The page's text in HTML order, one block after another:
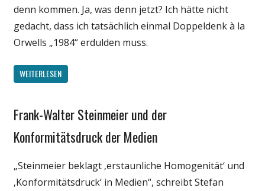
denn kommen. Ja, was denn jetzt? Ich hätte nicht
gedacht, dass ich tatsächlich einmal Doppeldenk à la
Orwells „1984“ erdulden muss.
WEITERLESEN
Gesellschaft
Politik
Frank-Walter Steinmeier und der
Konformitätsdruck der Medien
„Steinmeier beklagt ‚erstaunliche Homogenität‘ und
‚Konformitätsdruck‘ in Medien“, schreibt Stefan